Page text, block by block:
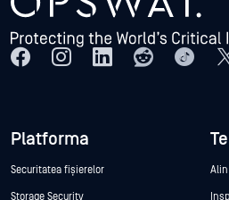
Platforma
Securitatea fișierelor
Storage Security